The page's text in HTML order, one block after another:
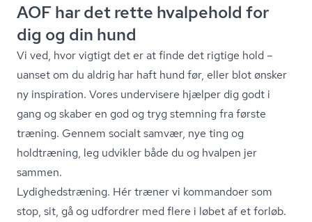
AOF har det rette hvalpehold for
dig og din hund
Vi ved, hvor vigtigt det er at finde det rigtige hold –
uanset om du aldrig har haft hund før, eller blot ønsker
ny inspiration. Vores undervisere hjælper dig godt i
gang og skaber en god og tryg stemning fra første
træning. Gennem socialt samvær, nye ting og
holdtræning, leg udvikler både du og hvalpen jer
sammen.
Ly­dig­heds­træ­ning. Hér træner vi kommandoer som
stop, sit, gå og udfordrer med flere i løbet af et forløb.